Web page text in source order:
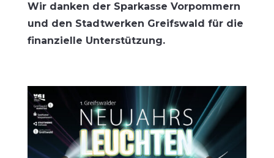
Wir dan­ken der Spar­kas­se Vor­pom­mern
und den Stadt­wer­ken Greifs­wald für die
finan­zi­el­le Unterstützung.